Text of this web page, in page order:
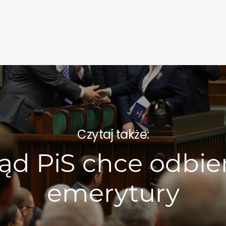
Czytaj także:
PiS chce
emerytury